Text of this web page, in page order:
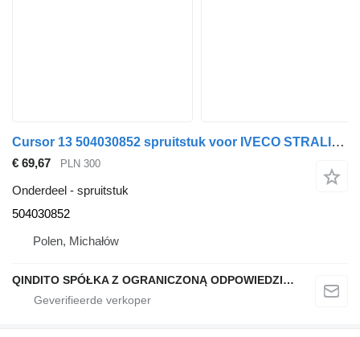
Cursor 13 504030852 spruitstuk voor IVECO STRALIS trekker
€ 69,67 PLN 300
Onderdeel - spruitstuk
504030852
Polen, Michałów
QINDITO SPÓŁKA Z OGRANICZONĄ ODPOWIEDZIALNOŚCIĄ